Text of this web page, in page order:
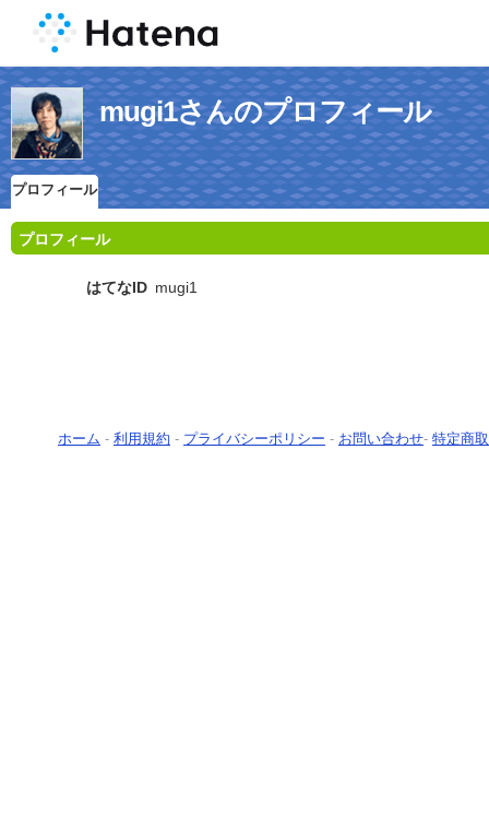
mugi1さんのプロフィール
プロフィール
プロフィール
はてなID mugi1
ホーム - 利用規約 - プライバシーポリシー - お問い合わせ- 特定商